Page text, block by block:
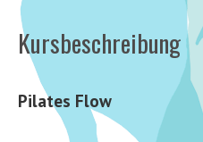
Kursbeschreibung
Pilates Flow